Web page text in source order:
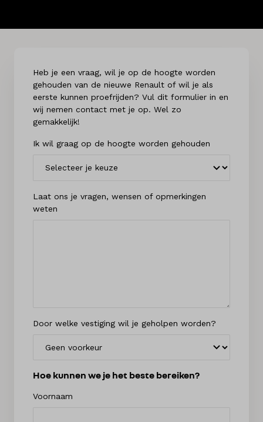
Heb je een vraag, wil je op de hoogte worden
gehouden van de nieuwe Renault of wil je als
eerste kunnen proefrijden? Vul dit formulier in en
wij nemen contact met je op. Wel zo
gemakkelijk!
Ik wil graag op de hoogte worden gehouden
Laat ons je vragen, wensen of opmerkingen
weten
Door welke vestiging wil je geholpen worden?
Hoe kunnen we je het beste bereiken?
Voornaam